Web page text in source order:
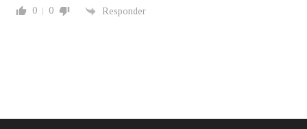
0 0 Responder